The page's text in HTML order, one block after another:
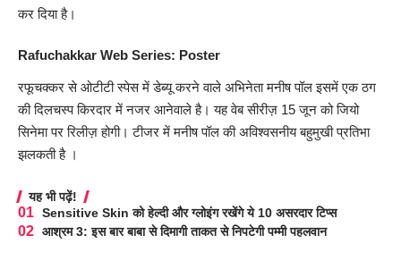
कर दिया है।
Rafuchakkar Web Series: Poster
रफूचक्कर से ओटीटी स्पेस में डेब्यू करने वाले अभिनेता मनीष पॉल इसमें एक ठग
की दिलचस्प किरदार में नजर आनेवाले है। यह वेब सीरीज़ 15 जून को जियो
सिनेमा पर रिलीज़ होगी। टीजर में मनीष पॉल की अविश्वसनीय बहुमुखी प्रतिभा
झलकती है ।
यह भी पढ़ें!
Sensitive Skin को हेल्दी और ग्लोइंग रखेंगे ये 10 असरदार टिप्स
आश्रम 3: इस बार बाबा से दिमागी ताकत से निपटेगी पम्मी पहलवान